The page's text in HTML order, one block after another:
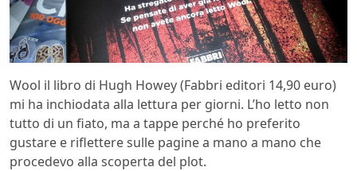
Wool il libro di Hugh Howey (Fabbri editori 14,90 euro)
mi ha inchiodata alla lettura per giorni. L’ho letto non
tutto di un fiato, ma a tappe perché ho preferito
gustare e riflettere sulle pagine a mano a mano che
procedevo alla scoperta del plot.